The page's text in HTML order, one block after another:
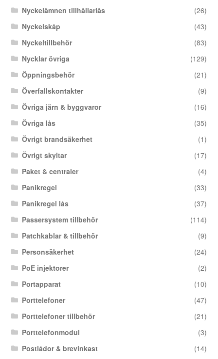
Nyckelämnen tillhållarlås
(26)
Nyckelskåp
(43)
Nyckeltillbehör
(83)
Nycklar övriga
(129)
Öppningsbehör
(21)
Överfallskontakter
(9)
Övriga järn & byggvaror
(16)
Övriga lås
(35)
Övrigt brandsäkerhet
(1)
Övrigt skyltar
(17)
Paket & centraler
(4)
Panikregel
(33)
Panikregel lås
(37)
Passersystem tillbehör
(114)
Patchkablar & tillbehör
(9)
Personsäkerhet
(24)
PoE injektorer
(2)
Portapparat
(10)
Porttelefoner
(47)
Porttelefoner tillbehör
(21)
Porttelefonmodul
(3)
Postlådor & brevinkast
(14)